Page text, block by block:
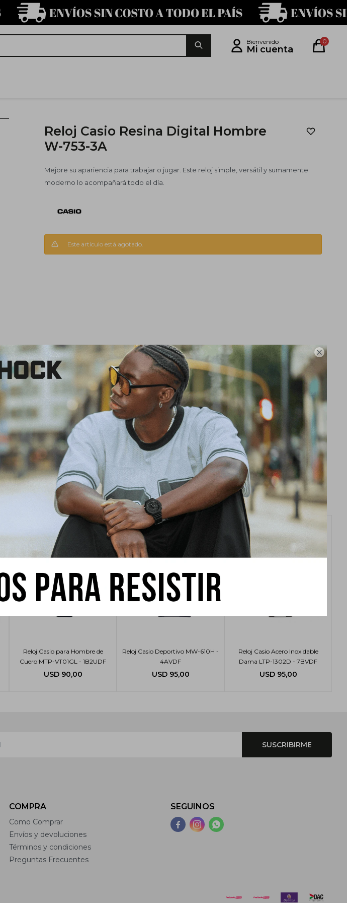

0
Reloj Casio Resina Digital Hombre
W-753-3A
Mejore su apariencia para trabajar o jugar. Este reloj simple, versátil y sumamente
moderno lo acompañará todo el día.
Este artículo está agotado.
Reloj Casio para Hombre de
Cuero MTP-VT01GL - 1B2UDF
USD 90,00
Reloj Casio Deportivo MW-610H -
4AVDF
USD 95,00
Reloj Casio Acero Inoxidable
Dama LTP-1302D - 7BVDF
USD 95,00
SUSCRIBIRME
COMPRA
Como Comprar
Envíos y devoluciones
Términos y condiciones
Preguntas Frecuentes
SEGUINOS
  